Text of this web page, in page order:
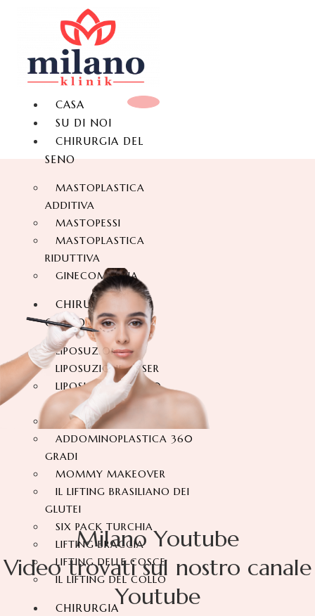
CASA
SU DI NOI
CHIRURGIA DEL
SENO
MASTOPLASTICA
ADDITIVA
MASTOPESSI
MASTOPLASTICA
RIDUTTIVA
GINECOMASTIA
CHIRURGIA DEL
CORPO
LIPOSUZIONE
LIPOSUZIONE VASER
LIPOSUZIONE A 360
GRADI
ADDOMINOPLASTICA
ADDOMINOPLASTICA 360
GRADI
MOMMY MAKEOVER
IL LIFTING BRASILIANO DEI
GLUTEI
SIX PACK TURCHIA
LIFTING BRACCIA
LIFTING DELLE COSCE
IL LIFTING DEL COLLO
CHIRURGIA
Milano Youtube
Video trovati sul nostro canale
Youtube